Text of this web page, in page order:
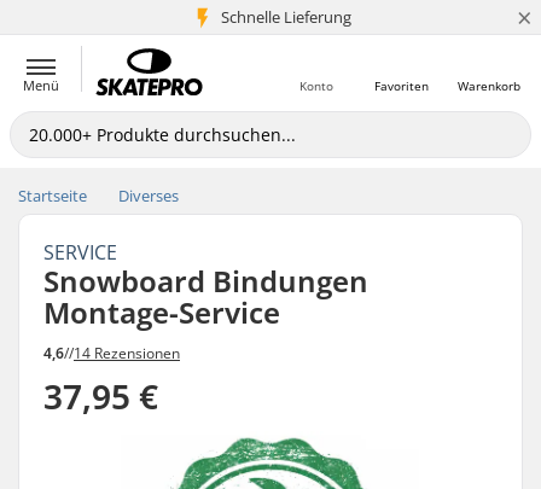
Schnelle Lieferung
5+ Mio. Kunden ×
Menü Warenkorb
Favoriten
Konto
Startseite Diverses
SERVICE
Snowboard Bindungen
Montage-Service
4,6//14 Rezensionen
37,95 €